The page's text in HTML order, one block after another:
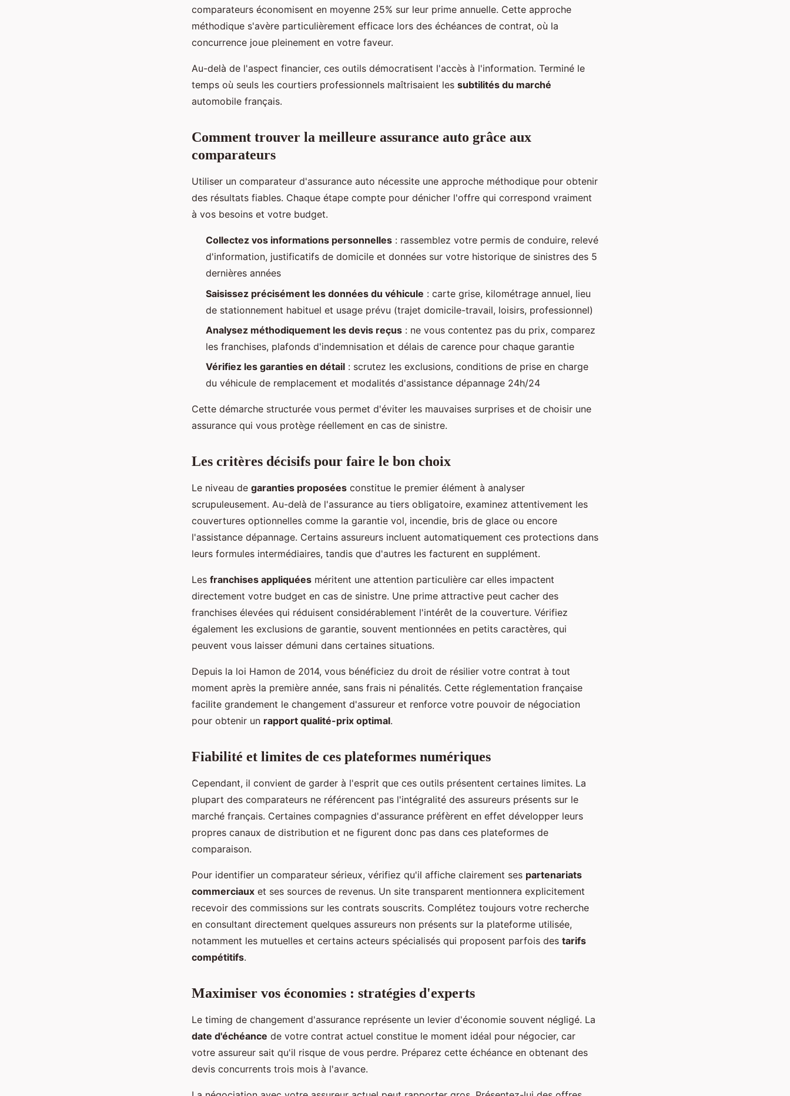
comparateurs économisent en moyenne 25% sur leur prime annuelle. Cette approche
méthodique s'avère particulièrement efficace lors des échéances de contrat, où la
concurrence joue pleinement en votre faveur.
Au-delà de l'aspect financier, ces outils démocratisent l'accès à l'information. Terminé le
temps où seuls les courtiers professionnels maîtrisaient les subtilités du marché
automobile français.
Comment trouver la meilleure assurance auto grâce aux
comparateurs
Utiliser un comparateur d'assurance auto nécessite une approche méthodique pour obtenir
des résultats fiables. Chaque étape compte pour dénicher l'offre qui correspond vraiment
à vos besoins et votre budget.
Collectez vos informations personnelles : rassemblez votre permis de conduire, relevé
d'information, justificatifs de domicile et données sur votre historique de sinistres des 5
dernières années
Saisissez précisément les données du véhicule : carte grise, kilométrage annuel, lieu
de stationnement habituel et usage prévu (trajet domicile-travail, loisirs, professionnel)
Analysez méthodiquement les devis reçus : ne vous contentez pas du prix, comparez
les franchises, plafonds d'indemnisation et délais de carence pour chaque garantie
Vérifiez les garanties en détail : scrutez les exclusions, conditions de prise en charge
du véhicule de remplacement et modalités d'assistance dépannage 24h/24
Cette démarche structurée vous permet d'éviter les mauvaises surprises et de choisir une
assurance qui vous protège réellement en cas de sinistre.
Les critères décisifs pour faire le bon choix
Le niveau de garanties proposées constitue le premier élément à analyser
scrupuleusement. Au-delà de l'assurance au tiers obligatoire, examinez attentivement les
couvertures optionnelles comme la garantie vol, incendie, bris de glace ou encore
l'assistance dépannage. Certains assureurs incluent automatiquement ces protections dans
leurs formules intermédiaires, tandis que d'autres les facturent en supplément.
Les franchises appliquées méritent une attention particulière car elles impactent
directement votre budget en cas de sinistre. Une prime attractive peut cacher des
franchises élevées qui réduisent considérablement l'intérêt de la couverture. Vérifiez
également les exclusions de garantie, souvent mentionnées en petits caractères, qui
peuvent vous laisser démuni dans certaines situations.
Depuis la loi Hamon de 2014, vous bénéficiez du droit de résilier votre contrat à tout
moment après la première année, sans frais ni pénalités. Cette réglementation française
facilite grandement le changement d'assureur et renforce votre pouvoir de négociation
pour obtenir un rapport qualité-prix optimal.
Fiabilité et limites de ces plateformes numériques
Cependant, il convient de garder à l'esprit que ces outils présentent certaines limites. La
plupart des comparateurs ne référencent pas l'intégralité des assureurs présents sur le
marché français. Certaines compagnies d'assurance préfèrent en effet développer leurs
propres canaux de distribution et ne figurent donc pas dans ces plateformes de
comparaison.
Pour identifier un comparateur sérieux, vérifiez qu'il affiche clairement ses partenariats
commerciaux et ses sources de revenus. Un site transparent mentionnera explicitement
recevoir des commissions sur les contrats souscrits. Complétez toujours votre recherche
en consultant directement quelques assureurs non présents sur la plateforme utilisée,
notamment les mutuelles et certains acteurs spécialisés qui proposent parfois des tarifs
compétitifs.
Maximiser vos économies : stratégies d'experts
Le timing de changement d'assurance représente un levier d'économie souvent négligé. La
date d'échéance de votre contrat actuel constitue le moment idéal pour négocier, car
votre assureur sait qu'il risque de vous perdre. Préparez cette échéance en obtenant des
devis concurrents trois mois à l'avance.